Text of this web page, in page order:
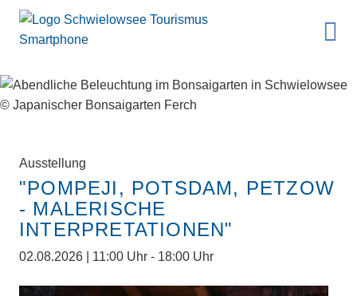
Ausstellung
"POMPEJI, POTSDAM, PETZOW
- MALERISCHE
INTERPRETATIONEN"
02.08.2026 | 11:00 Uhr - 18:00 Uhr